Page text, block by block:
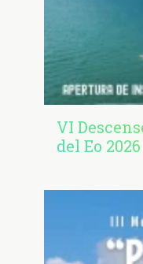
VI
del Eo 2026